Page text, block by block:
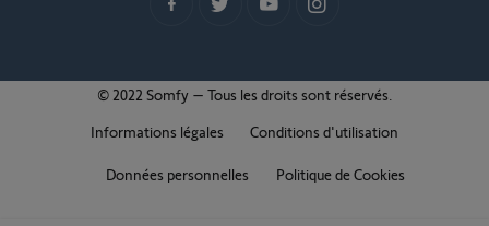
© 2022 Somfy – Tous les droits sont réservés.
Informations légales
Conditions d'utilisation
Données personnelles Politique de Cookies